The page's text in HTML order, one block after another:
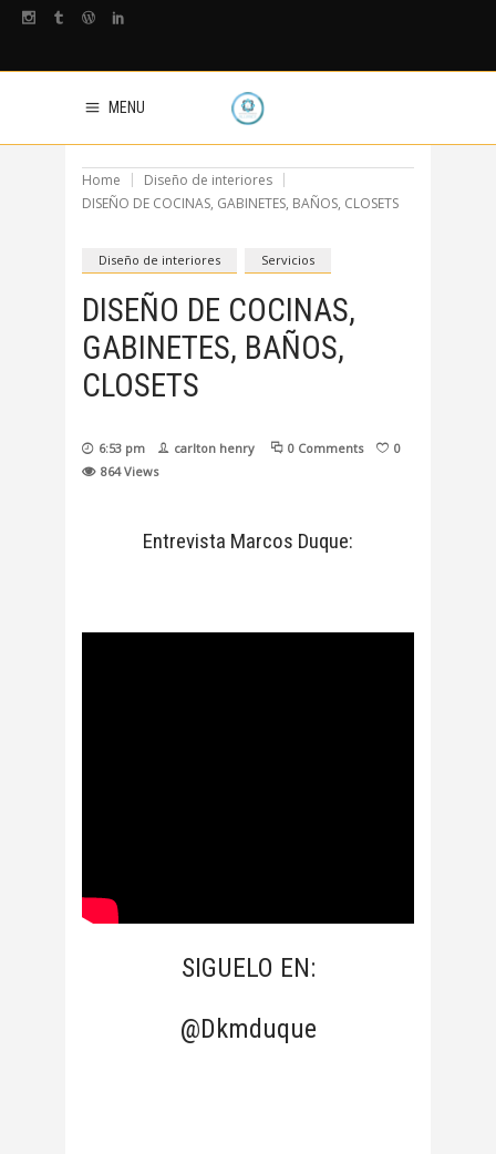
MENU
Home
Diseño de interiores
DISEÑO DE COCINAS, GABINETES, BAÑOS, CLOSETS
Diseño de interiores Servicios
DISEÑO DE COCINAS,
GABINETES, BAÑOS,
CLOSETS
6:53 pm carlton henry 0 Comments
0
864 Views
Entrevista Marcos Duque:
SIGUELO EN:
@Dkmduque